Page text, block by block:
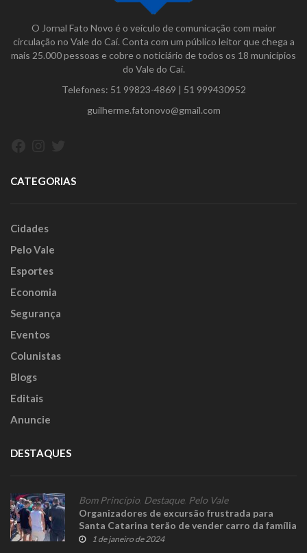
O Jornal Fato Novo é o veículo de comunicação com maior
circulação no Vale do Caí. Conta com um público leitor que chega a
mais 25.000 pessoas e cobre o noticiário de todos os 18 municípios
do Vale do Caí.
Telefones: 51 99823-4869 | 51 999430952
guilherme.fatonovo@gmail.com
CATEGORIAS
Cidades
Pelo Vale
Esportes
Economia
Segurança
Eventos
Colunistas
Blogs
Editais
Anuncie
DESTAQUES
Bom Princípio Destaque, Pelo Vale
Organizadores de excursão frustrada para
Santa Catarina terão de vender carro da família
para pagar prejuízo
1 de janeiro de 2024